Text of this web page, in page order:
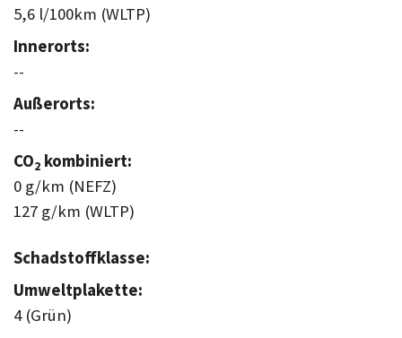
5,6 l/100km (WLTP)
Innerorts:
--
Außerorts:
--
CO2 kombiniert:
0 g/km (NEFZ)
127 g/km (WLTP)
Schadstoffklasse:
Umweltplakette:
4 (Grün)